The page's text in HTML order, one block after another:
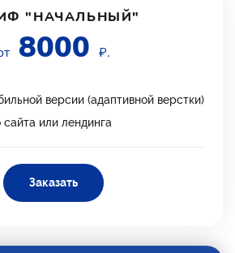
"НАЧАЛЬНЫЙ"
8000 ₽.
версии (адаптивной верстки)
сайта или лендинга
Заказать